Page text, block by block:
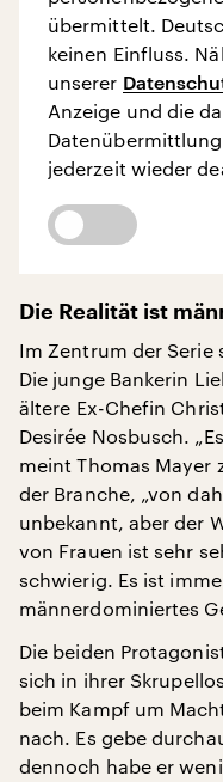
übermittelt.
keinen Einfluss.
unserer
Anzeige und die
jederzeit wieder
Die Realität ist
Im Zentrum der Serie
Die junge Bankerin
ältere Ex-Chefin
Desirée Nosbusch.
meint Thomas Mayer
der Branche, „von
unbekannt, aber der
von Frauen ist sehr
schwierig. Es ist
männerdominiertes
Die beiden
sich in ihrer
beim Kampf um
nach. Es gebe
dennoch habe er